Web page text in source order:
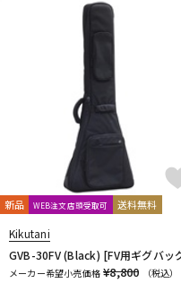
新品 WEB注文店頭受取可 送料無料
Kikutani
GVB-30FV (Black) [FV用ギグバッ
メーカー希望小売価格 ¥8,800
（税込）